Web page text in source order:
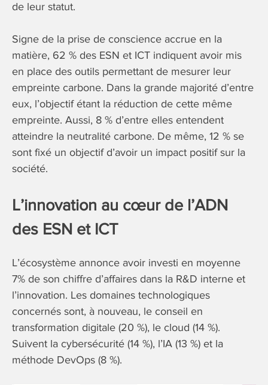
de leur statut.
Signe de la prise de conscience accrue en la
matière, 62 % des ESN et ICT indiquent avoir mis
en place des outils permettant de mesurer leur
empreinte carbone. Dans la grande majorité d’entre
eux, l’objectif étant la réduction de cette même
empreinte. Aussi, 8 % d’entre elles entendent
atteindre la neutralité carbone. De même, 12 % se
sont fixé un objectif d’avoir un impact positif sur la
société.
L’innovation au cœur de l’ADN
des ESN et ICT
L’écosystème annonce avoir investi en moyenne
7% de son chiffre d’affaires dans la R&D interne et
l’innovation. Les domaines technologiques
concernés sont, à nouveau, le conseil en
transformation digitale (20 %), le cloud (14 %).
Suivent la cybersécurité (14 %), l’IA (13 %) et la
méthode DevOps (8 %).